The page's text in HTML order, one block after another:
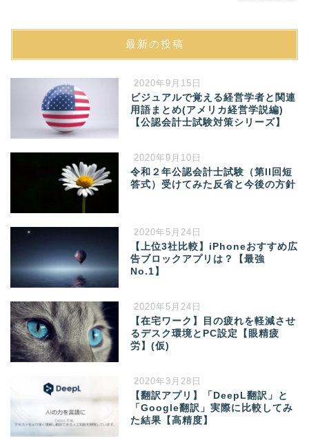
最新の投稿
2020年9月15日
ビジュアルで覚える経営学者と関連
用語まとめ(アメリカ経営学説編)
【公認会計士試験対策シリーズ】
2020年9月10日
令和２年公認会計士試験（第II回短
答式）受けてみた反省と今後の方針
2020年5月24日
【上位3社比較】iPhoneおすすめ広
告ブロックアプリは？【最強
No.1】
2020年5月24日
【在宅ワーク】目の疲れを軽減させ
るデスク環境とPC設定【眼精疲
労】(仮)
2020年3月28日
【翻訳アプリ】「DeepL翻訳」と
「Google翻訳」実際に比較してみ
た結果【高精度】